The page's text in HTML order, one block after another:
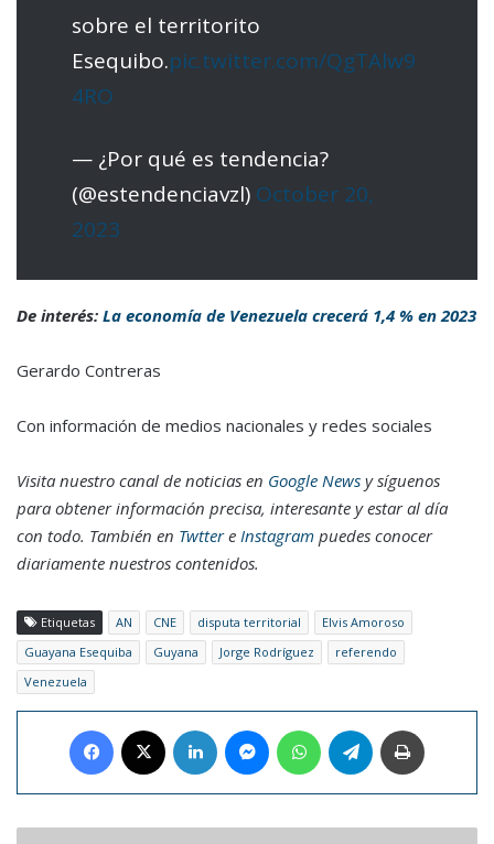
sobre el territorito
Esequibo.pic.twitter.com/QgTAlw9
4RO
— ¿Por qué es tendencia?
(@estendenciavzl) October 20,
2023
De interés: La economía de Venezuela crecerá 1,4 % en 2023
Gerardo Contreras
Con información de medios nacionales y redes sociales
Visita nuestro canal de noticias en Google News y síguenos
para obtener información precisa, interesante y estar al día
con todo. También en Twttere Instagram puedes conocer
diariamente nuestros contenidos.
Etiquetas AN CNE disputa territorial
Elvis Amoroso
Guayana Esequiba
Guyana Jorge Rodríguez
referendo
Venezuela
Facebook LinkedIn MessengerWhatsAppTelegram